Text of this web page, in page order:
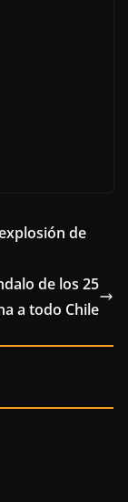
de
de los 25
a todo Chile